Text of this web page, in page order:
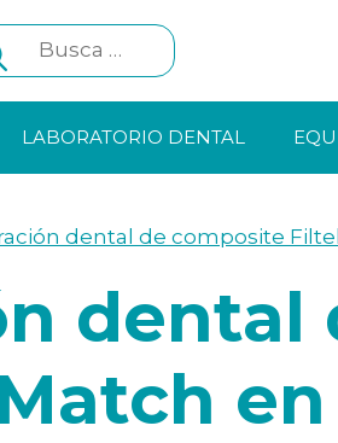
for:
LABORATORIO DENTAL
dental de composite
dental